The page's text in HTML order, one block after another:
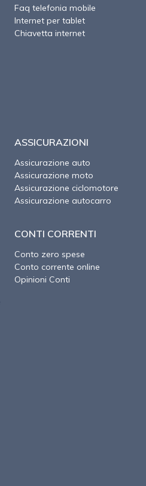
Faq telefonia mobile
Internet per tablet
Chiavetta internet
ASSICURAZIONI
Assicurazione auto
Assicurazione moto
Assicurazione ciclomotore
Assicurazione autocarro
CONTI CORRENTI
Conto zero spese
Conto corrente online
Opinioni Conti